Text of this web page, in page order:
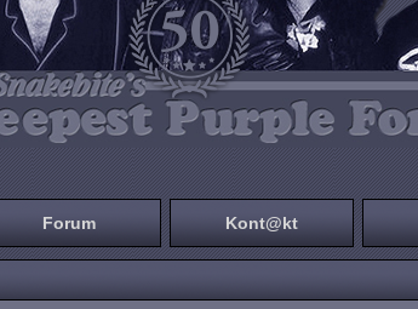
Forum Kont@kt